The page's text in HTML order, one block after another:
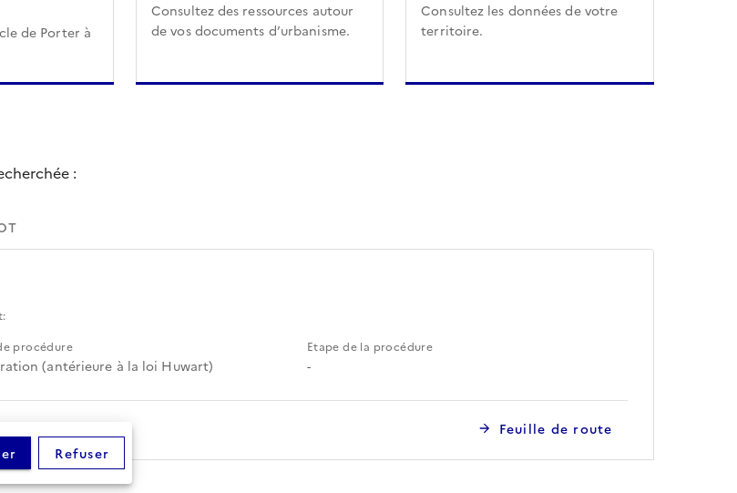
de Porter à
Consultez des ressources autour
de vos documents d’urbanisme.
Consultez les données de votre
territoire.
:
procédure
(antérieure à la loi Huwart)
Etape de la procédure
-
Feuille de route
Refuser